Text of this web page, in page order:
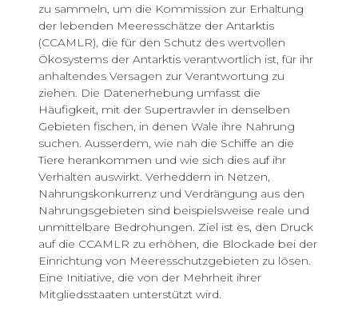
zu sammeln, um die Kommission zur Erhaltung
der lebenden Meeresschätze der Antarktis
(CCAMLR), die für den Schutz des wertvollen
Ökosystems der Antarktis verantwortlich ist, für ihr
anhaltendes Versagen zur Verantwortung zu
ziehen. Die Datenerhebung umfasst die
Häufigkeit, mit der Supertrawler in denselben
Gebieten fischen, in denen Wale ihre Nahrung
suchen. Ausserdem, wie nah die Schiffe an die
Tiere herankommen und wie sich dies auf ihr
Verhalten auswirkt. Verheddern in Netzen,
Nahrungskonkurrenz und Verdrängung aus den
Nahrungsgebieten sind beispielsweise reale und
unmittelbare Bedrohungen. Ziel ist es, den Druck
auf die CCAMLR zu erhöhen, die Blockade bei der
Einrichtung von Meeresschutzgebieten zu lösen.
Eine Initiative, die von der Mehrheit ihrer
Mitgliedsstaaten unterstützt wird.